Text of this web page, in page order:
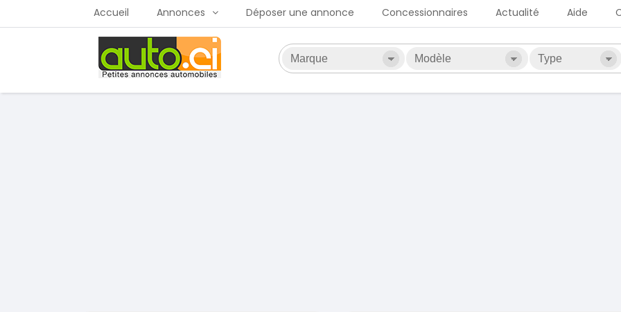
Accueil Annonces Déposer une annonce Concessionnaires Actualité Aide